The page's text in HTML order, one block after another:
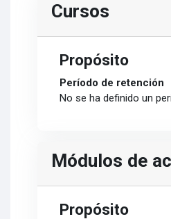
Cursos
Propósito
Período de retención
No se ha definido un
Módulos de
Propósito